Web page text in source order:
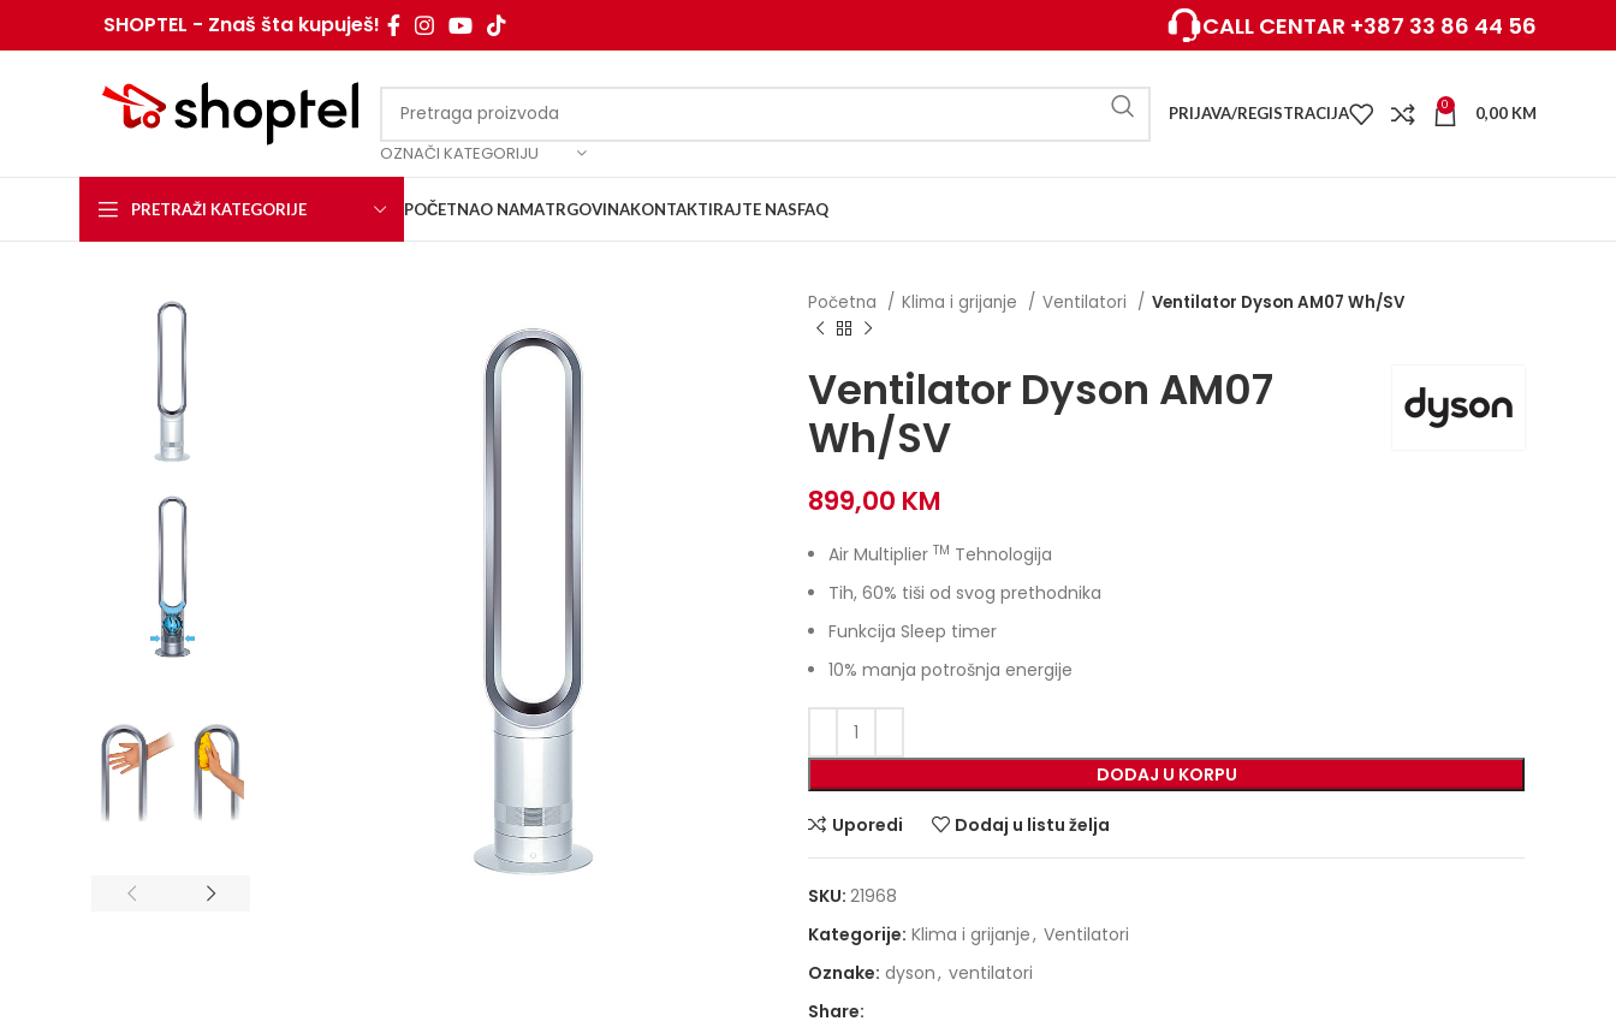
SHOPTEL - Znaš šta kupuješ! CALL CENTAR +387 33 86 44 56
OZNAČI KATEGORIJU
PRIJAVA/REGISTRACIJA 0 0,00 KM
PRETRAŽI KATEGORIJE POČETNAO NAMATRGOVINAKONTAKTIRAJTE NASFAQ
Početna Klima i grijanje Ventilatori Ventilator Dyson AM07 Wh/SV
Ventilator Dyson AM07
Wh/SV
899,00 KM
Air Multiplier TM Tehnologija
Tih, 60% tiši od svog prethodnika
Funkcija Sleep timer
10% manja potrošnja energije
DODAJ U KORPU
Uporedi Dodaj u listu želja
SKU: 21968
Kategorije: Klima i grijanje, Ventilatori
Oznake: dyson, ventilatori
Share: